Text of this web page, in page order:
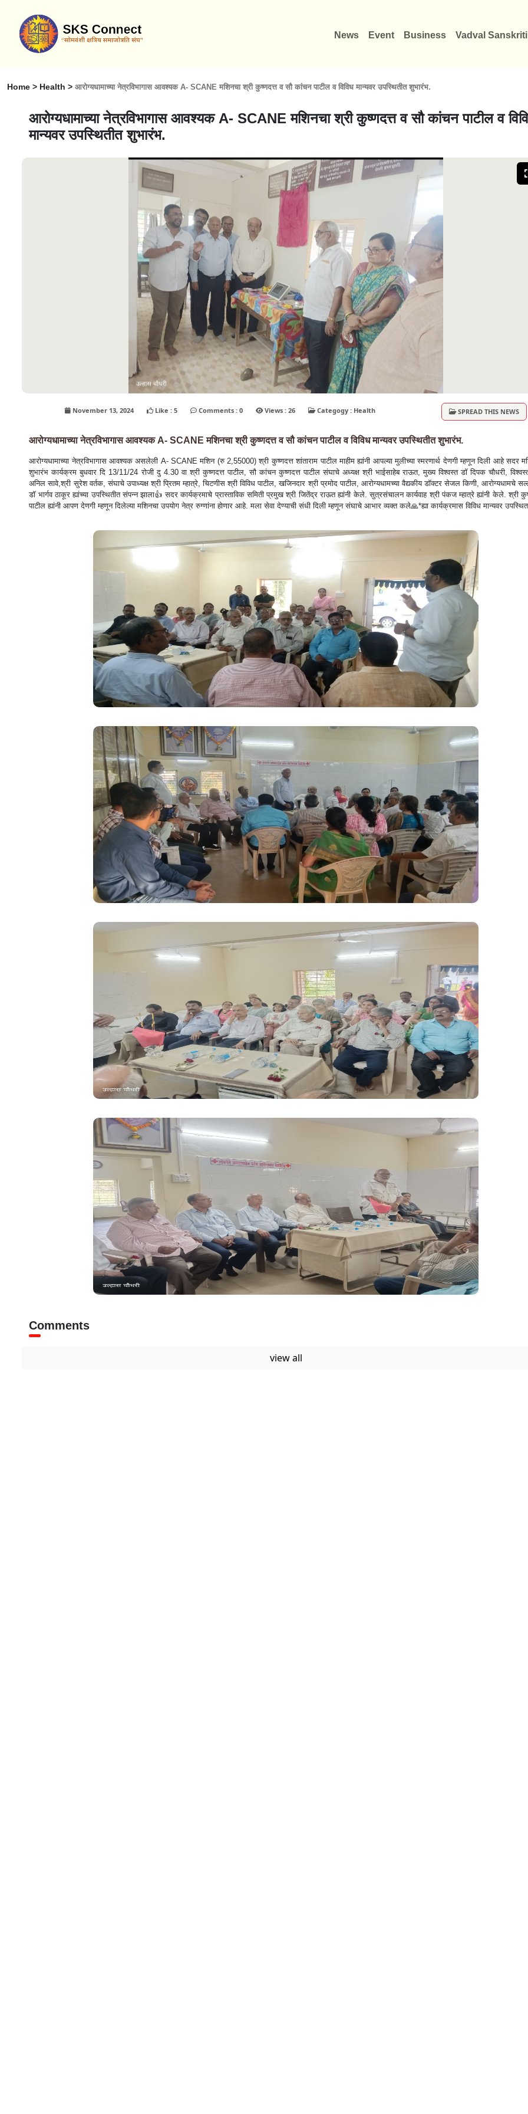
News Event Business Vadval Sanskriti
Home > Health > आरोग्यधामाच्या नेत्रविभागास आवश्यक A- SCANE मशिनचा श्री कुष्णदत्त व सौ कांचन पाटील व विविध मान्यवर उपस्थितीत शुभारंभ.
आरोग्यधामाच्या नेत्रविभागास आवश्यक A- SCANE मशिनचा श्री कुष्णदत्त व सौ कांचन पाटील व
मान्यवर उपस्थितीत शुभारंभ.
November 13, 2024 Like : 5 Comments : 0 Views : 26 Categogy : Health SPREAD THIS NEWS
आरोग्यधामाच्या नेत्रविभागास आवश्यक A- SCANE मशिनचा श्री कुष्णदत्त व सौ कांचन पाटील व विविध मान्यवर उपस्थितीत शुभारंभ.
आरोग्यधामाच्या नेत्रविभागास आवश्यक असलेली A- SCANE मशिन (रु 2,55000) श्री कुष्णदत्त शांताराम पाटील माहीम ह्यांनी आपल्या मुलीच्या स्मरणार्थ देणगी म्हणून दिली आहे सदर
शुभारंभ कार्यक्रम बुधवार दि 13/11/24 रोजी दु 4.30 वा श्री कुष्णदत्त पाटील, सौ कांचन कुष्णदत्त पाटील संघाचे अध्यक्ष श्री भाईसाहेब राऊत, मुख्य विश्वस्त डॉ दिपक चौधरी,
अनिल सावे,श्री सुरेश वर्तक, संघाचे उपाध्यक्ष श्री प्रितम म्हात्रे, चिटणीस श्री विविध पाटील, खजिनदार श्री प्रमोद पाटील, आरोग्यधामच्या वैद्यकीय डॉक्टर सेजल किणी, आरोग्यधामचे
डॉ भार्गव ठाकूर ह्यांच्या उपस्थितीत संपन्न झाला👍 सदर कार्यक्रमाचे प्रास्ताविक समिती प्रमुख श्री जितेंद्र राऊत ह्यांनी केले. सुत्रसंचालन कार्यवाह श्री पंकज म्हात्रे ह्यांनी केले. श्री
पाटील ह्यांनी आपण देणगी म्हणून दिलेल्या मशिनचा उपयोग नेत्र रुग्णांना होणार आहे. मला सेवा देण्याची संधी दिली म्हणून संघाचे आभार व्यक्त कले🙏*ह्या कार्यक्रमास विविध मान्यवर
Comments
view all